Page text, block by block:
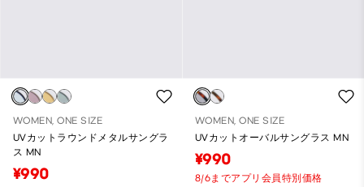
WOMEN, ONE SIZE
UVカットラウンドメタルサングラ
ス MN
¥990
WOMEN, ONE SIZE
UVカットオーバルサングラス MN
¥990
8/6までアプリ会員特別価格